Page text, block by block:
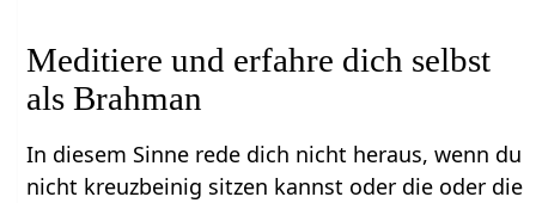
Meditiere und erfahre dich selbst
als Brahman
In diesem Sinne rede dich nicht heraus, wenn du
nicht kreuzbeinig sitzen kannst oder die oder die